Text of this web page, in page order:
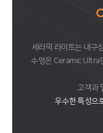
세라믹 라이트는 내구
수명은 Ceramic Ultra
고객과
우수한 특성으